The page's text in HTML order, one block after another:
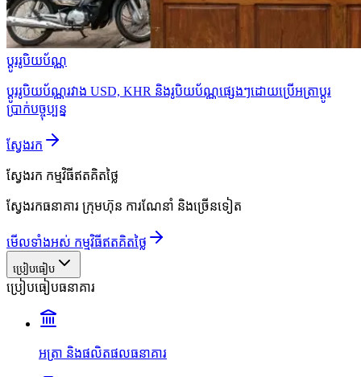
ប្ដូររូបិយប័ណ្ណ
ប្ដូររូបិយប័ណ្ណរវាង USD, KHR និងរូបិយប័ណ្ណផ្សេងៗដោយប្រើអត្រាប្ដូរ
ប្រាក់បច្ចុប្បន្ន
ស្វែងរក
ស្វែងរក កម្មវិធីឥតគិតថ្លៃ
ស្វែងរកធនាគារ ក្រុមហ៊ុន ការណែនាំ និងច្រើនទៀត
មើលទាំងអស់ កម្មវិធីឥតគិតថ្លៃ
ប្រៀបធៀប
ប្រៀបធៀបធនាគារ
អត្រា និងផលិតផលធនាគារ